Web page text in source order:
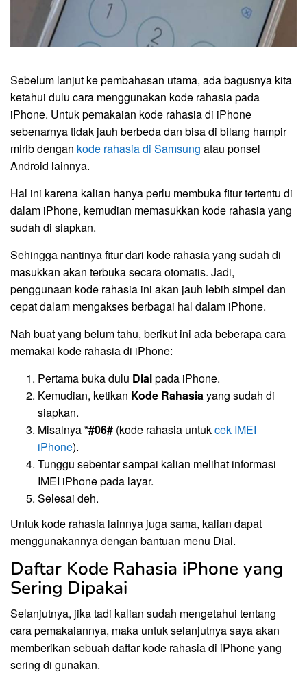
Sebelum lanjut ke pembahasan utama, ada bagusnya kita
ketahui dulu cara menggunakan kode rahasia pada
iPhone. Untuk pemakaian kode rahasia di iPhone
sebenarnya tidak jauh berbeda dan bisa di bilang hampir
mirib dengan kode rahasia di Samsung atau ponsel
Android lainnya.
Hal ini karena kalian hanya perlu membuka fitur tertentu di
dalam iPhone, kemudian memasukkan kode rahasia yang
sudah di siapkan.
Sehingga nantinya fitur dari kode rahasia yang sudah di
masukkan akan terbuka secara otomatis. Jadi,
penggunaan kode rahasia ini akan jauh lebih simpel dan
cepat dalam mengakses berbagai hal dalam iPhone.
Nah buat yang belum tahu, berikut ini ada beberapa cara
memakai kode rahasia di iPhone:
Pertama buka dulu Dialpada iPhone.
Kemudian, ketikan Kode Rahasiayang sudah di
siapkan.
Misalnya*#06# (kode rahasia untukcek IMEI
iPhone).
Tunggu sebentar sampai kalian melihat informasi
IMEI iPhone pada layar.
Selesai deh.
Untuk kode rahasia lainnya juga sama, kalian dapat
menggunakannya dengan bantuan menu Dial.
Daftar Kode Rahasia iPhone yang
Sering Dipakai
Selanjutnya, jika tadi kalian sudah mengetahui tentang
cara pemakaiannya, maka untuk selanjutnya saya akan
memberikan sebuah daftar kode rahasia di iPhone yang
sering di gunakan.